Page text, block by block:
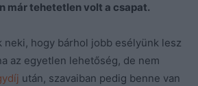
már tehetetlen volt a csapat.
neki, hogy bárhol jobb esélyünk lesz
az egyetlen lehetőség, de nem
után, szavaiban pedig benne van